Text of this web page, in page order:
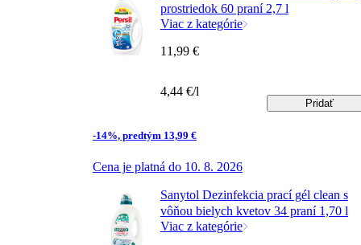
prostriedok 60 praní 2,7 l
Viac z kategórie
-14%, predtým 13,99 €
Cena je platná do 10. 8. 2026
11,99 €
4,44 €/l
Pridať
Sanytol Dezinfekcia prací gél clean s
vôňou bielych kvetov 34 praní 1,70 l
Viac z kategórie